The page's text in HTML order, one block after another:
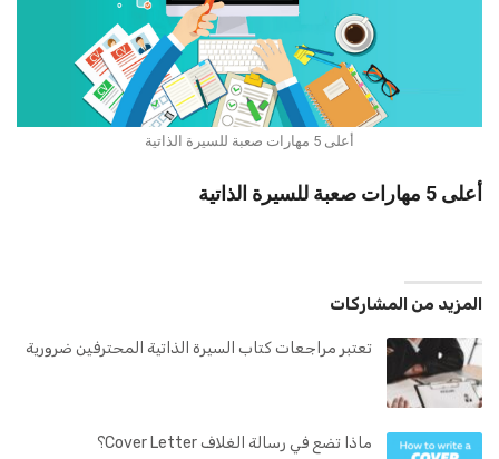
أعلى 5 مهارات صعبة للسيرة الذاتية
أعلى 5 مهارات صعبة للسيرة الذاتية
المزيد من المشاركات
تعتبر مراجعات كتاب السيرة الذاتية المحترفين ضرورية
ماذا تضع في رسالة الغلاف Cover Letter؟